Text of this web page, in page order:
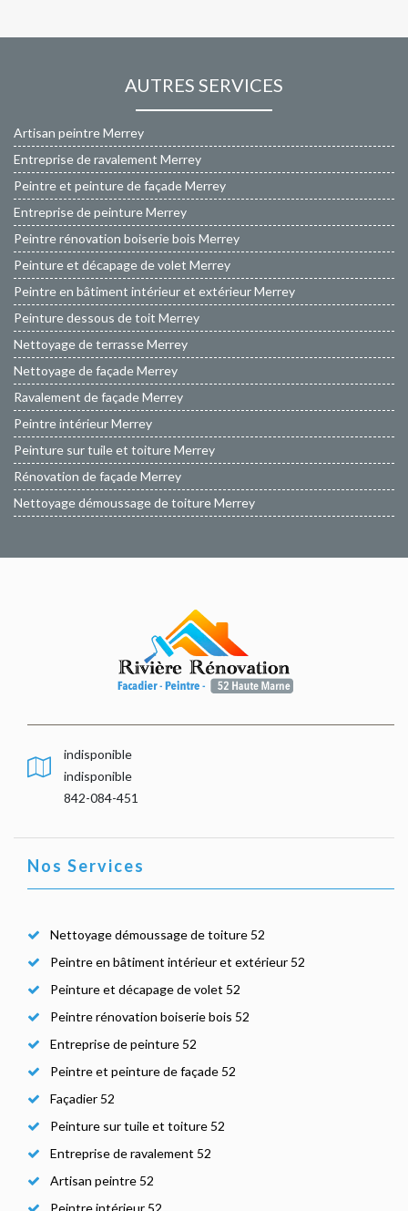
AUTRES SERVICES
Artisan peintre Merrey
Entreprise de ravalement Merrey
Peintre et peinture de façade Merrey
Entreprise de peinture Merrey
Peintre rénovation boiserie bois Merrey
Peinture et décapage de volet Merrey
Peintre en bâtiment intérieur et extérieur Merrey
Peinture dessous de toit Merrey
Nettoyage de terrasse Merrey
Nettoyage de façade Merrey
Ravalement de façade Merrey
Peintre intérieur Merrey
Peinture sur tuile et toiture Merrey
Rénovation de façade Merrey
Nettoyage démoussage de toiture Merrey
indisponible
indisponible
842-084-451
Nos Services
Nettoyage démoussage de toiture 52
Peintre en bâtiment intérieur et extérieur 52
Peinture et décapage de volet 52
Peintre rénovation boiserie bois 52
Entreprise de peinture 52
Peintre et peinture de façade 52
Façadier 52
Peinture sur tuile et toiture 52
Entreprise de ravalement 52
Artisan peintre 52
Peintre intérieur 52